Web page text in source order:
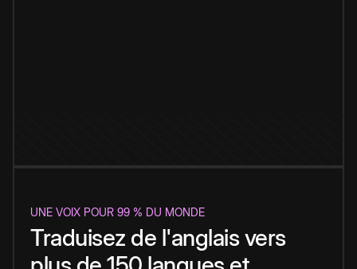
UNE VOIX POUR 99 % DU MONDE
Traduisez de l'anglais vers